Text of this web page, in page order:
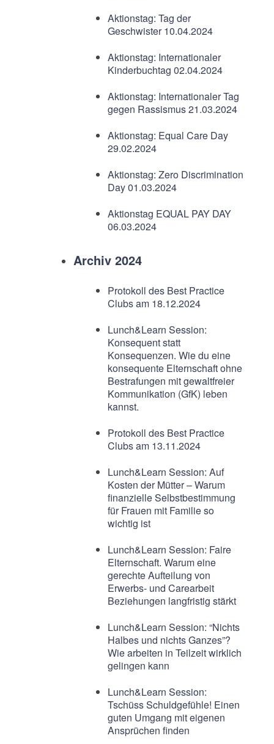
Aktionstag: Tag der
Geschwister 10.04.2024
Aktionstag: Internationaler
Kinderbuchtag 02.04.2024
Aktionstag: Internationaler Tag
gegen Rassismus 21.03.2024
Aktionstag: Equal Care Day
29.02.2024
Aktionstag: Zero Discrimination
Day 01.03.2024
Aktionstag EQUAL PAY DAY
06.03.2024
Archiv 2024
Protokoll des Best Practice
Clubs am 18.12.2024
Lunch&Learn Session:
Konsequent statt
Konsequenzen. Wie du eine
konsequente Elternschaft ohne
Bestrafungen mit gewaltfreier
Kommunikation (GfK) leben
kannst.
Protokoll des Best Practice
Clubs am 13.11.2024
Lunch&Learn Session: Auf
Kosten der Mütter – Warum
finanzielle Selbstbestimmung
für Frauen mit Familie so
wichtig ist
Lunch&Learn Session: Faire
Elternschaft. Warum eine
gerechte Aufteilung von
Erwerbs- und Carearbeit
Beziehungen langfristig stärkt
Lunch&Learn Session: “Nichts
Halbes und nichts Ganzes”?
Wie arbeiten in Teilzeit wirklich
gelingen kann
Lunch&Learn Session:
Tschüss Schuldgefühle! Einen
guten Umgang mit eigenen
Ansprüchen finden